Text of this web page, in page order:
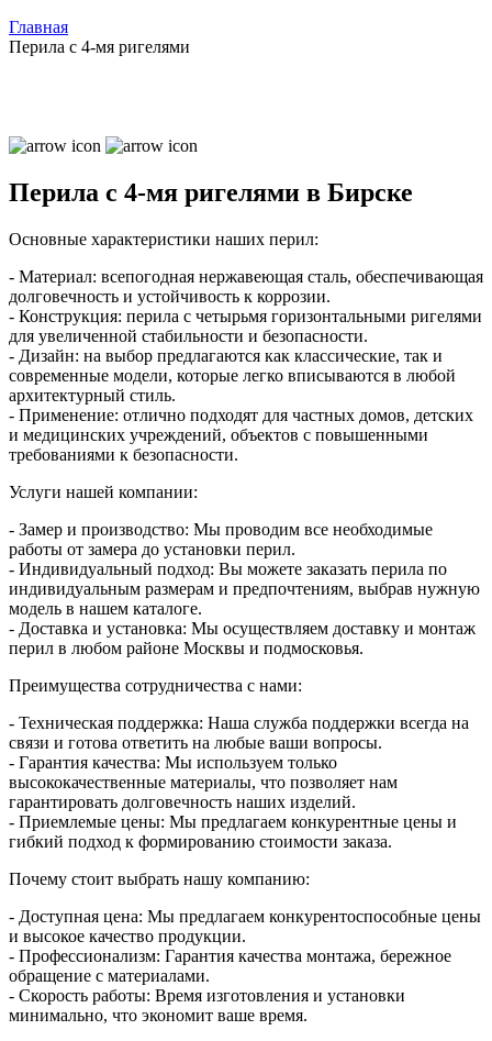
Главная
Перила с 4-мя ригелями
Перила с 4-мя ригелями в Бирске
Основные характеристики наших перил:
- Материал: всепогодная нержавеющая сталь, обеспечивающая
долговечность и устойчивость к коррозии.
- Конструкция: перила с четырьмя горизонтальными ригелями
для увеличенной стабильности и безопасности.
- Дизайн: на выбор предлагаются как классические, так и
современные модели, которые легко вписываются в любой
архитектурный стиль.
- Применение: отлично подходят для частных домов, детских
и медицинских учреждений, объектов с повышенными
требованиями к безопасности.
Услуги нашей компании:
- Замер и производство: Мы проводим все необходимые
работы от замера до установки перил.
- Индивидуальный подход: Вы можете заказать перила по
индивидуальным размерам и предпочтениям, выбрав нужную
модель в нашем каталоге.
- Доставка и установка: Мы осуществляем доставку и монтаж
перил в любом районе Москвы и подмосковья.
Преимущества сотрудничества с нами:
- Техническая поддержка: Наша служба поддержки всегда на
связи и готова ответить на любые ваши вопросы.
- Гарантия качества: Мы используем только
высококачественные материалы, что позволяет нам
гарантировать долговечность наших изделий.
- Приемлемые цены: Мы предлагаем конкурентные цены и
гибкий подход к формированию стоимости заказа.
Почему стоит выбрать нашу компанию:
- Доступная цена: Мы предлагаем конкурентоспособные цены
и высокое качество продукции.
- Профессионализм: Гарантия качества монтажа, бережное
обращение с материалами.
- Скорость работы: Время изготовления и установки
минимально, что экономит ваше время.